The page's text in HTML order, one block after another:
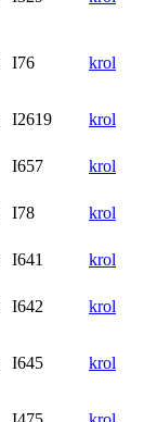
I76 krol
I2619 krol
I657 krol
I78 krol
I641 krol
I642 krol
I645 krol